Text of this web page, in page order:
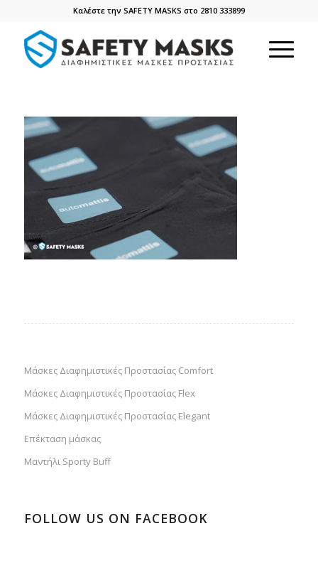
Καλέστε την SAFETY MASKS στο 2810 333899
Μάσκες Διαφημιστικές Προστασίας Comfort
Μάσκες Διαφημιστικές Προστασίας Flex
Μάσκες Διαφημιστικές Προστασίας Elegant
Επέκταση μάσκας
Μαντήλι Sporty Buff
FOLLOW US ON FACEBOOK